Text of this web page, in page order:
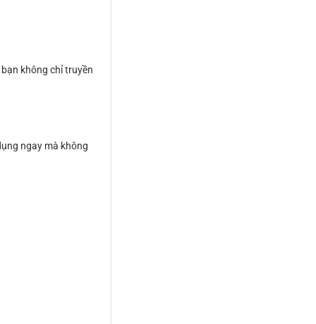
không chỉ truyền
ngay mà không